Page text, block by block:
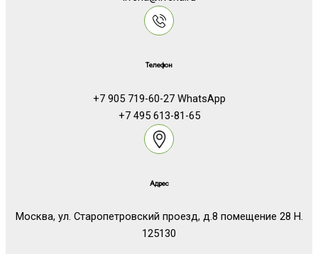
Телефон
+7 905 719-60-27 WhatsApp
+7 495 613-81-65
Адрес
Москва, ул. Старопетровский проезд, д.8 помещение 28 Н.
125130